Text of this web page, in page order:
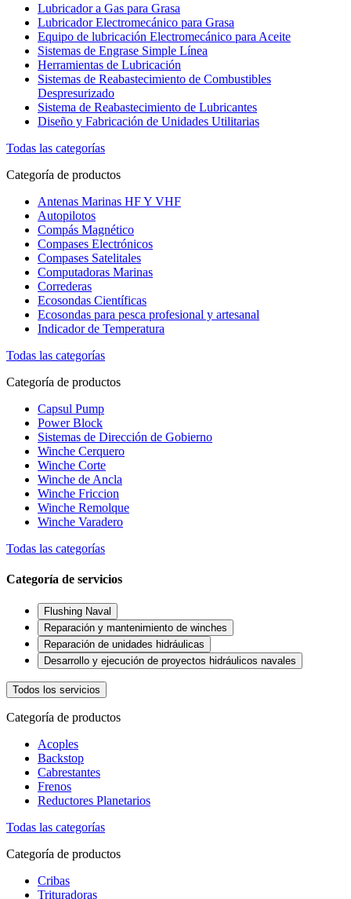
Lubricador a Gas para Grasa
Lubricador Electromecánico para Grasa
Equipo de lubricación Electromecánico para Aceite
Sistemas de Engrase Simple Línea
Herramientas de Lubricación
Sistemas de Reabastecimiento de Combustibles
Despresurizado
Sistema de Reabastecimiento de Lubricantes
Diseño y Fabricación de Unidades Utilitarias
Todas las categorías
Categoría de productos
Antenas Marinas HF Y VHF
Autopilotos
Compás Magnético
Compases Electrónicos
Compases Satelitales
Computadoras Marinas
Correderas
Ecosondas Científicas
Ecosondas para pesca profesional y artesanal
Indicador de Temperatura
Todas las categorías
Categoría de productos
Capsul Pump
Power Block
Sistemas de Dirección de Gobierno
Winche Cerquero
Winche Corte
Winche de Ancla
Winche Friccion
Winche Remolque
Winche Varadero
Todas las categorías
Categoría de servicios
Flushing Naval
Reparación y mantenimiento de winches
Reparación de unidades hidráulicas
Desarrollo y ejecución de proyectos hidráulicos navales
Todos los servicios
Categoría de productos
Acoples
Backstop
Cabrestantes
Frenos
Reductores Planetarios
Todas las categorías
Categoría de productos
Cribas
Trituradoras